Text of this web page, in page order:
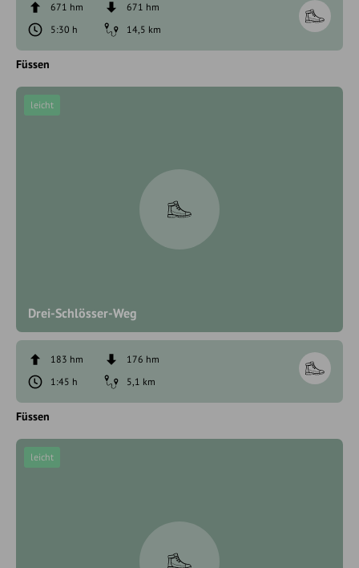
671 hm
671 hm
5:30 h
14,5 km
Füssen
Drei-Schlösser-Weg
leicht
183 hm
176 hm
1:45 h
5,1 km
Füssen
leicht